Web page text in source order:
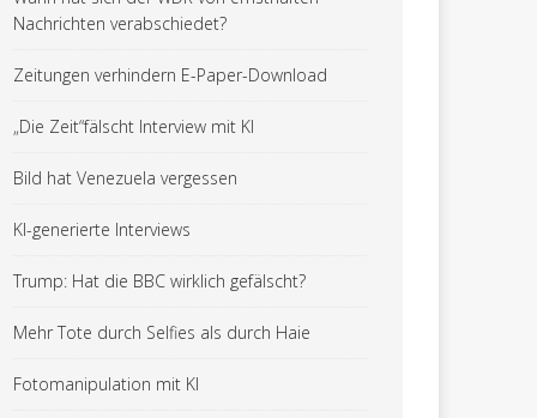
Nachrichten verabschiedet?
Zeitungen verhindern E-Paper-Download
„Die Zeit“fälscht Interview mit KI
Bild hat Venezuela vergessen
KI-generierte Interviews
Trump: Hat die BBC wirklich gefälscht?
Mehr Tote durch Selfies als durch Haie
Fotomanipulation mit KI